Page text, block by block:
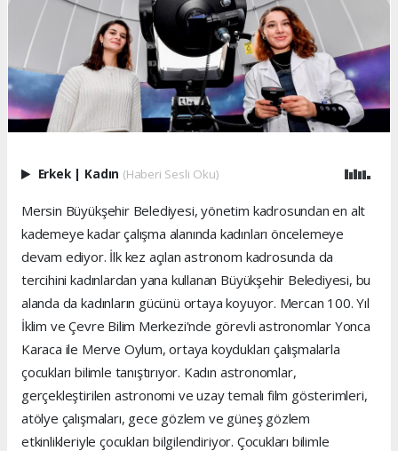
Erkek | Kadın (Haberi Sesli Oku)
Mersin Büyükşehir Belediyesi, yönetim kadrosundan en alt
kademeye kadar çalışma alanında kadınları öncelemeye
devam ediyor. İlk kez açılan astronom kadrosunda da
tercihini kadınlardan yana kullanan Büyükşehir Belediyesi, bu
alanda da kadınların gücünü ortaya koyuyor. Mercan 100. Yıl
İklim ve Çevre Bilim Merkezi'nde görevli astronomlar Yonca
Karaca ile Merve Oylum, ortaya koydukları çalışmalarla
çocukları bilimle tanıştırıyor. Kadın astronomlar,
gerçekleştirilen astronomi ve uzay temalı film gösterimleri,
atölye çalışmaları, gece gözlem ve güneş gözlem
etkinlikleriyle çocukları bilgilendiriyor. Çocukları bilimle